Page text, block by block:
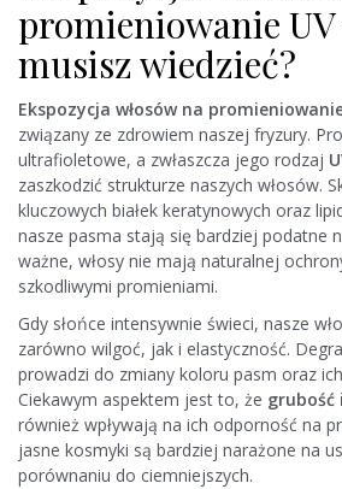
promieniowanie UV
musisz wiedzieć?
Ekspozycja włosów na
związany ze zdrowiem naszej fryzury.
ultrafioletowe, a zwłaszcza jego rodzaj
zaszkodzić strukturze naszych włosów.
kluczowych białek keratynowych oraz
nasze pasma stają się bardziej podatne
ważne, włosy nie mają naturalnej
szkodliwymi promieniami.
Gdy słońce intensywnie świeci, nasze
zarówno wilgoć, jak i elastyczność.
prowadzi do zmiany koloru pasm oraz
Ciekawym aspektem jest to, że grubość i
również wpływają na ich odporność na
jasne kosmyki są bardziej narażone na
porównaniu do ciemniejszych.